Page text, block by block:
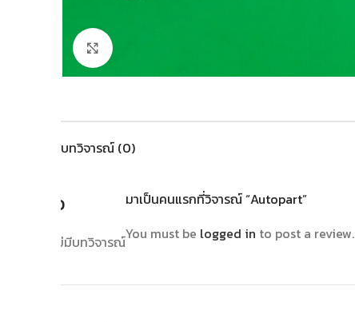
บทวิจารณ์ (0)
รีวิว
ยังไม่มีบทวิจารณ์
มาเป็นคนแรกที่วิจารณ์ “Autopart”
You must be logged in to post a review.